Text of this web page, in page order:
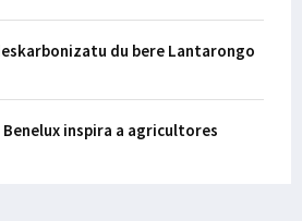
du bere Lantarongo
inspira a agricultores